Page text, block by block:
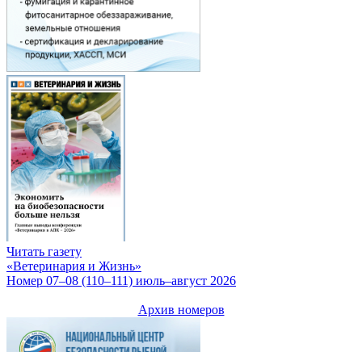
Читать газету
«Ветеринария и Жизнь»
Номер 07–08 (110–111) июль–август 2026
Архив номеров